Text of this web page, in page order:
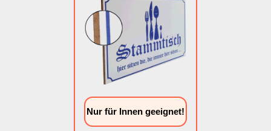
Nur für Innen geeignet!